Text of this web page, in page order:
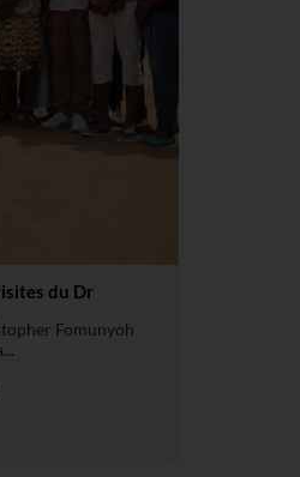
du Dr
Fomunyoh